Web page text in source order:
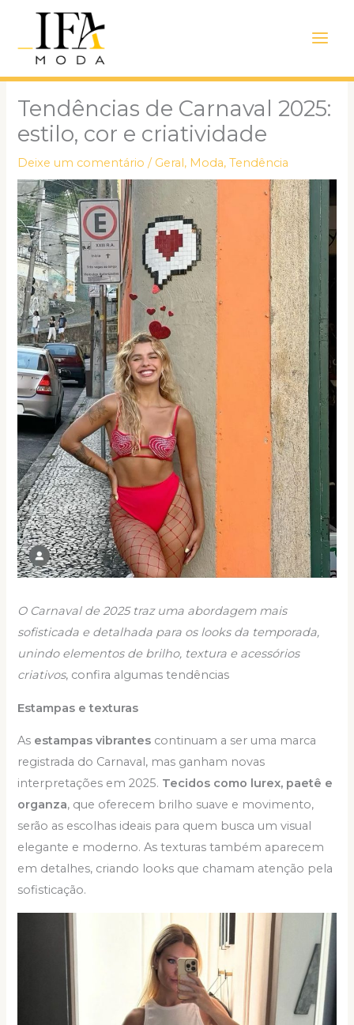
conteúdo
Menu
Tendências de Carnaval 2025:
estilo, cor e criatividade
Deixe um comentário / Geral, Moda,Tendência
O Carnaval de 2025 traz uma abordagem mais
sofisticada e detalhada para os looks da temporada,
unindo elementos de brilho, textura e acessórios
criativos, confira algumas tendências
Estampas e texturas
As estampas vibrantes continuam a ser uma marca
registrada do Carnaval, mas ganham novas
interpretações em 2025. Tecidos como lurex, paetê e
organza, que oferecem brilho suave e movimento,
serão as escolhas ideais para quem busca um visual
elegante e moderno. As texturas também aparecem
em detalhes, criando looks que chamam atenção pela
sofisticação.